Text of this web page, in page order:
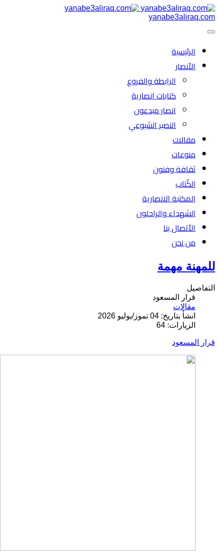
yanabe3aliraq.com
الرئیسية
الأنصار
الرابطة والفروع
كتابات انصارية
انصار مبدعون
النصیر الشیوعي
مقالات
منوعات
ثقافة وفنون
الكُتاب
المكتبة الانصارية
الشهداء والراحلون
الأتصال بنا
من نحن
للمهنة مهمة
التفاصيل
قرار المسعود
مقالات
انشأ بتاريخ: 04 تموز/يوليو 2026
الزيارات: 64
قرار المسعود